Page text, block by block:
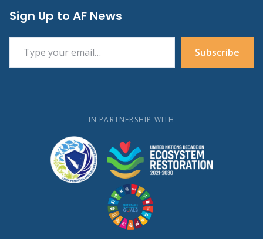
Sign Up to AF News
Type your email…
Subscribe
IN PARTNERSHIP WITH